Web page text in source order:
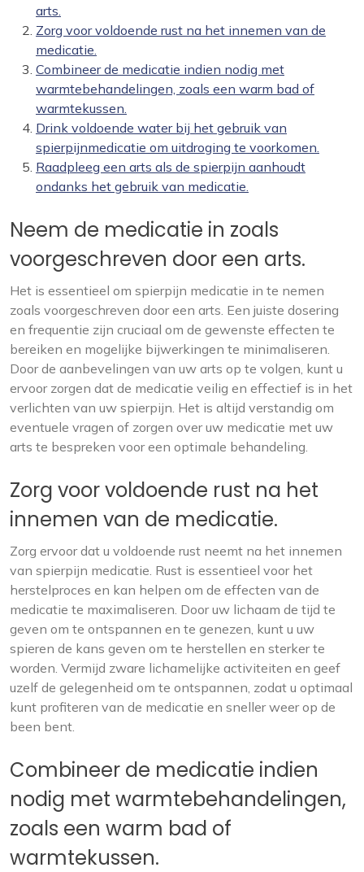
arts.
Zorg voor voldoende rust na het innemen van de
medicatie.
Combineer de medicatie indien nodig met
warmtebehandelingen, zoals een warm bad of
warmtekussen.
Drink voldoende water bij het gebruik van
spierpijnmedicatie om uitdroging te voorkomen.
Raadpleeg een arts als de spierpijn aanhoudt
ondanks het gebruik van medicatie.
Neem de medicatie in zoals
voorgeschreven door een arts.
Het is essentieel om spierpijn medicatie in te nemen
zoals voorgeschreven door een arts. Een juiste dosering
en frequentie zijn cruciaal om de gewenste effecten te
bereiken en mogelijke bijwerkingen te minimaliseren.
Door de aanbevelingen van uw arts op te volgen, kunt u
ervoor zorgen dat de medicatie veilig en effectief is in het
verlichten van uw spierpijn. Het is altijd verstandig om
eventuele vragen of zorgen over uw medicatie met uw
arts te bespreken voor een optimale behandeling.
Zorg voor voldoende rust na het
innemen van de medicatie.
Zorg ervoor dat u voldoende rust neemt na het innemen
van spierpijn medicatie. Rust is essentieel voor het
herstelproces en kan helpen om de effecten van de
medicatie te maximaliseren. Door uw lichaam de tijd te
geven om te ontspannen en te genezen, kunt u uw
spieren de kans geven om te herstellen en sterker te
worden. Vermijd zware lichamelijke activiteiten en geef
uzelf de gelegenheid om te ontspannen, zodat u optimaal
kunt profiteren van de medicatie en sneller weer op de
been bent.
Combineer de medicatie indien
nodig met warmtebehandelingen,
zoals een warm bad of
warmtekussen.